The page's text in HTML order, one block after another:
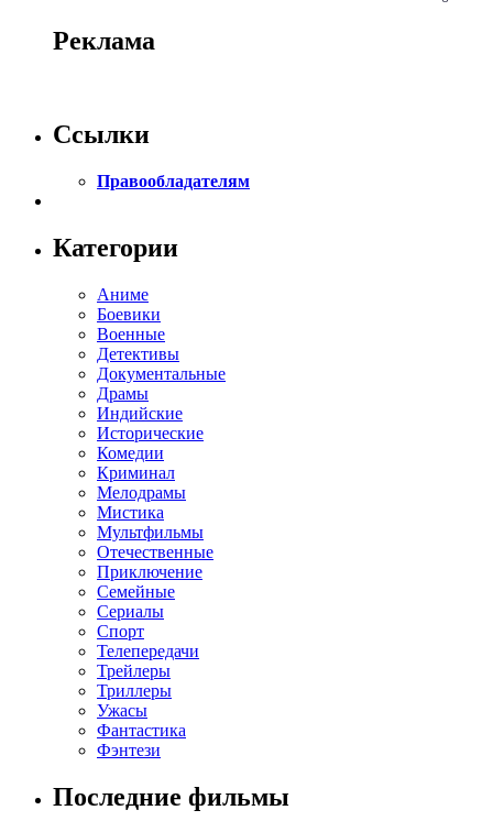
Реклама
Ссылки
Правообладателям
Категории
Аниме
Боевики
Военные
Детективы
Документальные
Драмы
Индийские
Исторические
Комедии
Криминал
Мелодрамы
Мистика
Мультфильмы
Отечественные
Приключение
Семейные
Сериалы
Спорт
Телепередачи
Трейлеры
Триллеры
Ужасы
Фантастика
Фэнтези
Последние фильмы